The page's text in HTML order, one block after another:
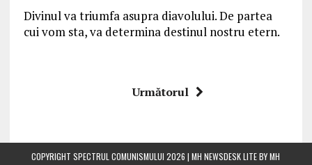
Divinul va triumfa asupra diavolului. De partea
cui vom sta, va determina destinul nostru etern.
Următorul
COPYRIGHT SPECTRUL COMUNISMULUI 2026 | MH NEWSDESK LITE BYMH